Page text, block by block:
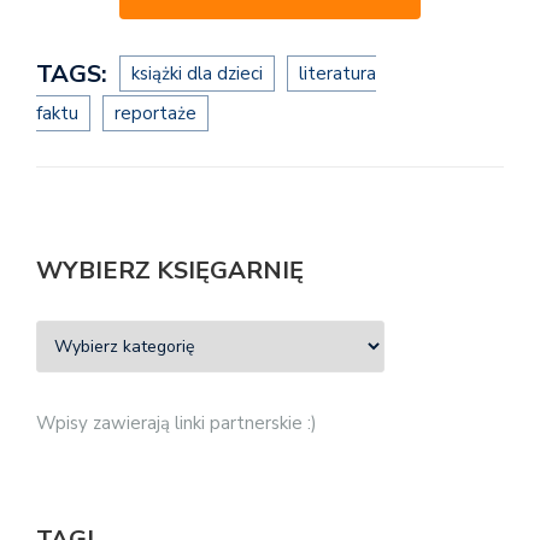
TAGS: książki dla dzieci
literatura
faktu
reportaże
WYBIERZ KSIĘGARNIĘ
Wpisy zawierają linki partnerskie :)